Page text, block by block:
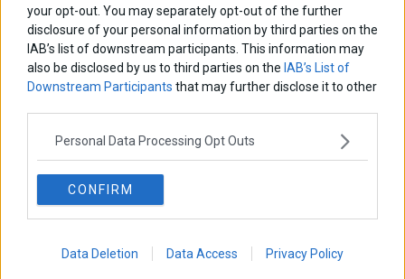
your opt-out. You may separately opt-out of the further
disclosure of your personal information by third parties on the
IAB’s list of downstream participants. This information may
also be disclosed by us to third parties on the IAB’s List of
Downstream Participants that may further disclose it to other
Personal Data Processing Opt Outs
CONFIRM
Data Deletion Data Access Privacy Policy
Σταματίνα Σταματάκου
Η βία κατά των ζώων δεν αντέχει βολικές ερμηνείες
Δημήτρης Καμπουράκης
Από την αποθέωση στην καταγγελία: Η Ελλάδα πάντα
Νικόλαος Φουρτζής
μοντέλο επιχειρηματικότητας